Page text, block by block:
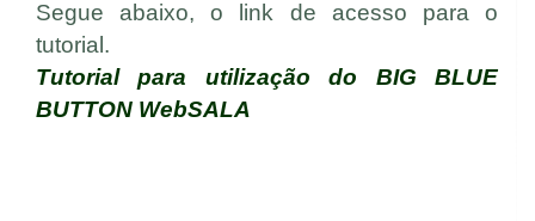
Segue abaixo, o link de acesso para o
tutorial.
Tutorial para utilização do BIG BLUE
BUTTON WebSALA